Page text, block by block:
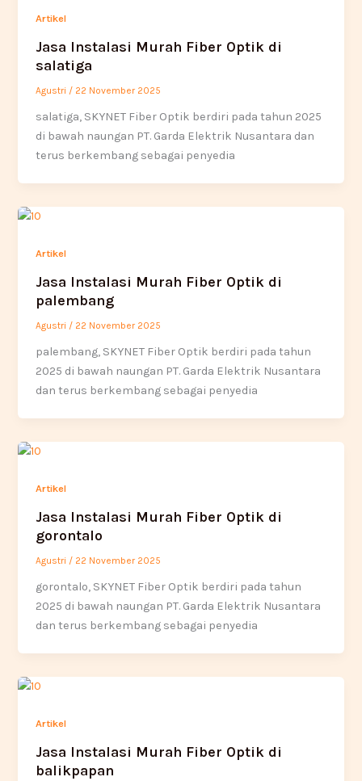
Artikel
Jasa Instalasi Murah Fiber Optik di
salatiga
Agustri / 22 November 2025
salatiga, SKYNET Fiber Optik berdiri pada tahun 2025
di bawah naungan PT. Garda Elektrik Nusantara dan
terus berkembang sebagai penyedia
Artikel
Jasa Instalasi Murah Fiber Optik di
palembang
Agustri / 22 November 2025
palembang, SKYNET Fiber Optik berdiri pada tahun
2025 di bawah naungan PT. Garda Elektrik Nusantara
dan terus berkembang sebagai penyedia
Artikel
Jasa Instalasi Murah Fiber Optik di
gorontalo
Agustri / 22 November 2025
gorontalo, SKYNET Fiber Optik berdiri pada tahun
2025 di bawah naungan PT. Garda Elektrik Nusantara
dan terus berkembang sebagai penyedia
Artikel
Jasa Instalasi Murah Fiber Optik di
balikpapan